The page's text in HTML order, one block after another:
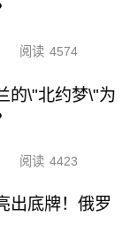
阅读 4574
的\"北约梦\"为
阅读 4423
出底牌！俄罗